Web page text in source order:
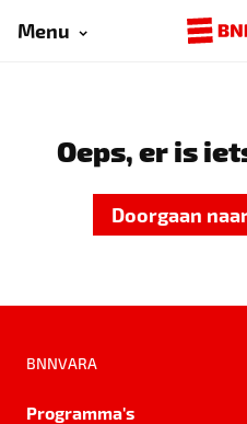
Menu
Oeps, er is
Doorgaan
BNNVARA
Programma's